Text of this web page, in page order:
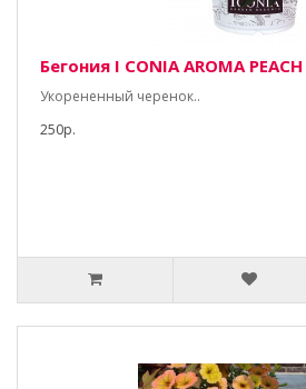
Бегония I CONIA AROMA PEACH
Укорененный черенок..
250р.